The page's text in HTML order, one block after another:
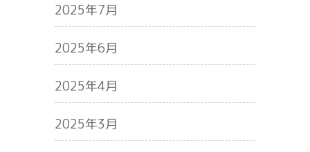
2025年7月
2025年6月
2025年4月
2025年3月